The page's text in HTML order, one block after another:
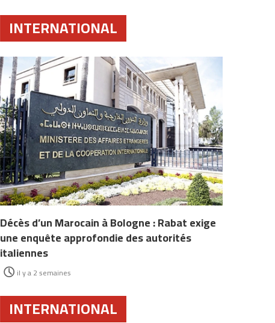
INTERNATIONAL
Décès d’un Marocain à Bologne : Rabat exige
une enquête approfondie des autorités
italiennes
il y a 2 semaines
INTERNATIONAL